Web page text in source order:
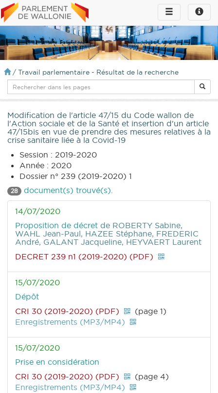
Toggle
infos
Toggle
navigation
/ Travail parlementaire - Résultat de la recherche
Modification de l'article 47/15 du Code wallon de
l'Action sociale et de la Santé et insertion d'un article
47/15bis en vue de prendre des mesures relatives à la
crise sanitaire liée à la Covid-19
Session : 2019-2020
Année : 2020
Dossier n° 239 (2019-2020) 1
28 document(s) trouvé(s).
14/07/2020
Proposition de décret de ROBERTY Sabine,
WAHL Jean-Paul, HAZEE Stéphane, FREDERIC
André, GALANT Jacqueline, HEYVAERT Laurent
DECRET 239 n1 (2019-2020) (PDF)
15/07/2020
Dépôt
CRI 30 (2019-2020) (PDF)
(page 1)
Enregistrements (MP3/MP4)
15/07/2020
Prise en considération
CRI 30 (2019-2020) (PDF)
(page 4)
Enregistrements (MP3/MP4)